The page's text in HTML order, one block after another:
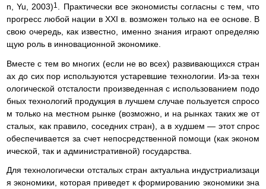
n, Yu, 2003)1 . Практически все экономисты согласны с тем, что
прогресс любой нации в XXI в. возможен только на ее основе. В
свою очередь, как известно, именно знания играют определяю
щую роль в инновационной экономике.
Вместе с тем во многих (если не во всех) развивающихся стран
ах до сих пор используются устаревшие технологии. Из-за техн
ологической отсталости произведенная с использованием подо
бных технологий продукция в лучшем случае пользуется спросо
м только на местном рынке (возможно, и на рынках таких же от
сталых, как правило, соседних стран), а в худшем — этот спрос
обеспечивается за счет непосредственной помощи (как эконом
ической, так и административной) государства.
Для технологически отсталых стран актуальна индустриализаци
я экономики, которая приведет к формированию экономики зна